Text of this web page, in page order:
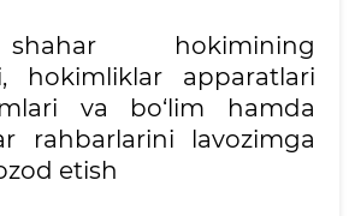
hokimining
hokimliklar apparatlari
va bo‘lim hamda
rahbarlarini lavozimga
etish